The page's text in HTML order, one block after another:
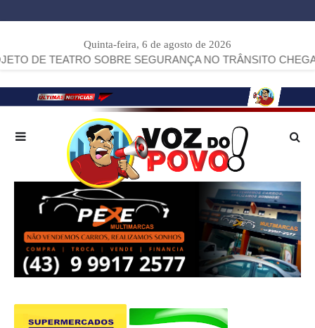
Quinta-feira, 6 de agosto de 2026
SOBRE SEGURANÇA NO TRÂNSITO CHEGA A ARAPOTI.